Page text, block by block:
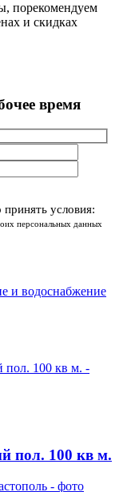
порекомендуем
и скидках
время
условия:
персональных данных
и водоснабжение
пол. 100 кв м.